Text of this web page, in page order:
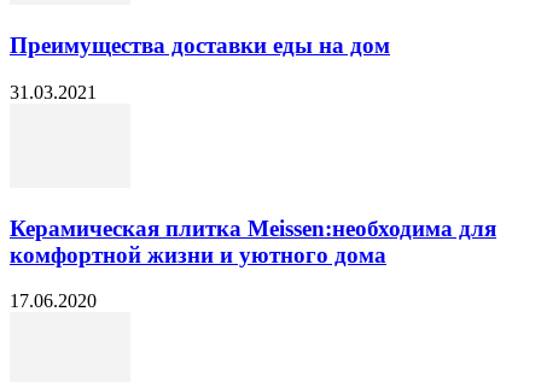
Преимущества доставки еды на дом
31.03.2021
Керамическая плитка Meissen:необходима для
комфортной жизни и уютного дома
17.06.2020